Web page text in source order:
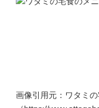
画像引用元：ワタミ